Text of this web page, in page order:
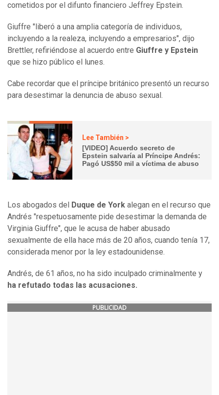
cometidos por el difunto financiero Jeffrey Epstein.
Giuffre "liberó a una amplia categoría de individuos,
incluyendo a la realeza, incluyendo a empresarios", dijo
Brettler, refiriéndose al acuerdo entre Giuffre y Epstein
que se hizo público el lunes.
Cabe recordar que el príncipe británico presentó un recurso
para desestimar la denuncia de abuso sexual.
Lee También >
[VIDEO] Acuerdo secreto de
Epstein salvaría al Príncipe Andrés:
Pagó US$50 mil a víctima de abuso
Los abogados del Duque de York alegan en el recurso que
Andrés "respetuosamente pide desestimar la demanda de
Virginia Giuffre", que le acusa de haber abusado
sexualmente de ella hace más de 20 años, cuando tenía 17,
considerada menor por la ley estadounidense.
Andrés, de 61 años, no ha sido inculpado criminalmente y
ha refutado todas las acusaciones.
PUBLICIDAD